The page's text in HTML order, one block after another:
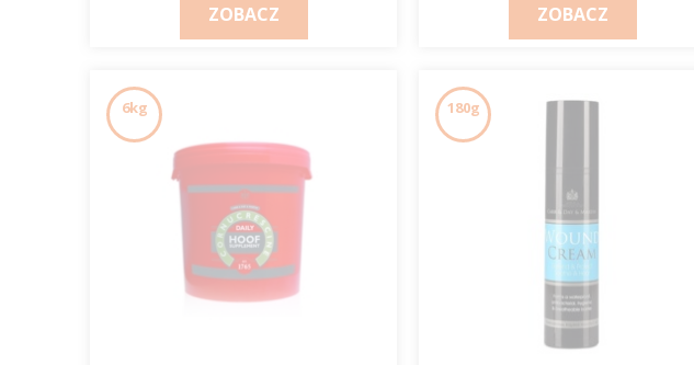
ZOBACZ
ZOBACZ
6kg 180g